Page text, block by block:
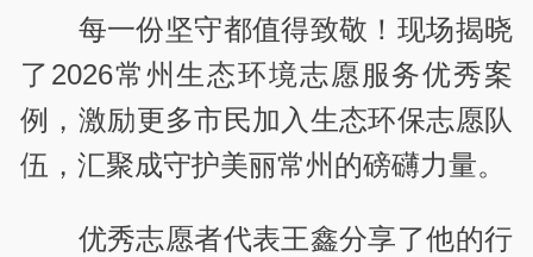
每一份坚守都值得致敬！现场揭晓
了2026常州生态环境志愿服务优秀案
例，激励更多市民加入生态环保志愿队
伍，汇聚成守护美丽常州的磅礴力量。
优秀志愿者代表王鑫分享了他的行